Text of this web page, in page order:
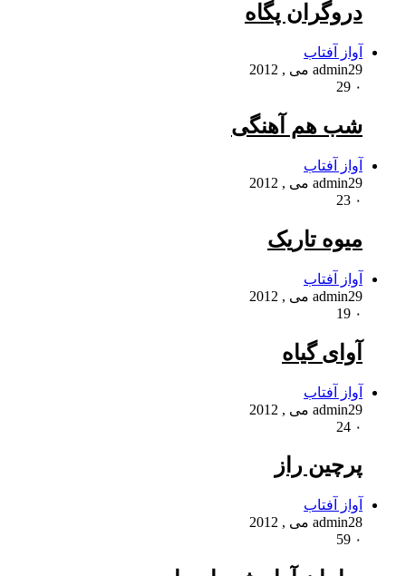
دروگران پگاه
آواز آفتاب
admin29 می , 2012
۰
شب هم آهنگی
آواز آفتاب
admin29 می , 2012
۰
میوه تاریک
آواز آفتاب
admin29 می , 2012
۰
آوای گیاه
آواز آفتاب
admin29 می , 2012
۰
پرچین راز
آواز آفتاب
admin28 می , 2012
۰